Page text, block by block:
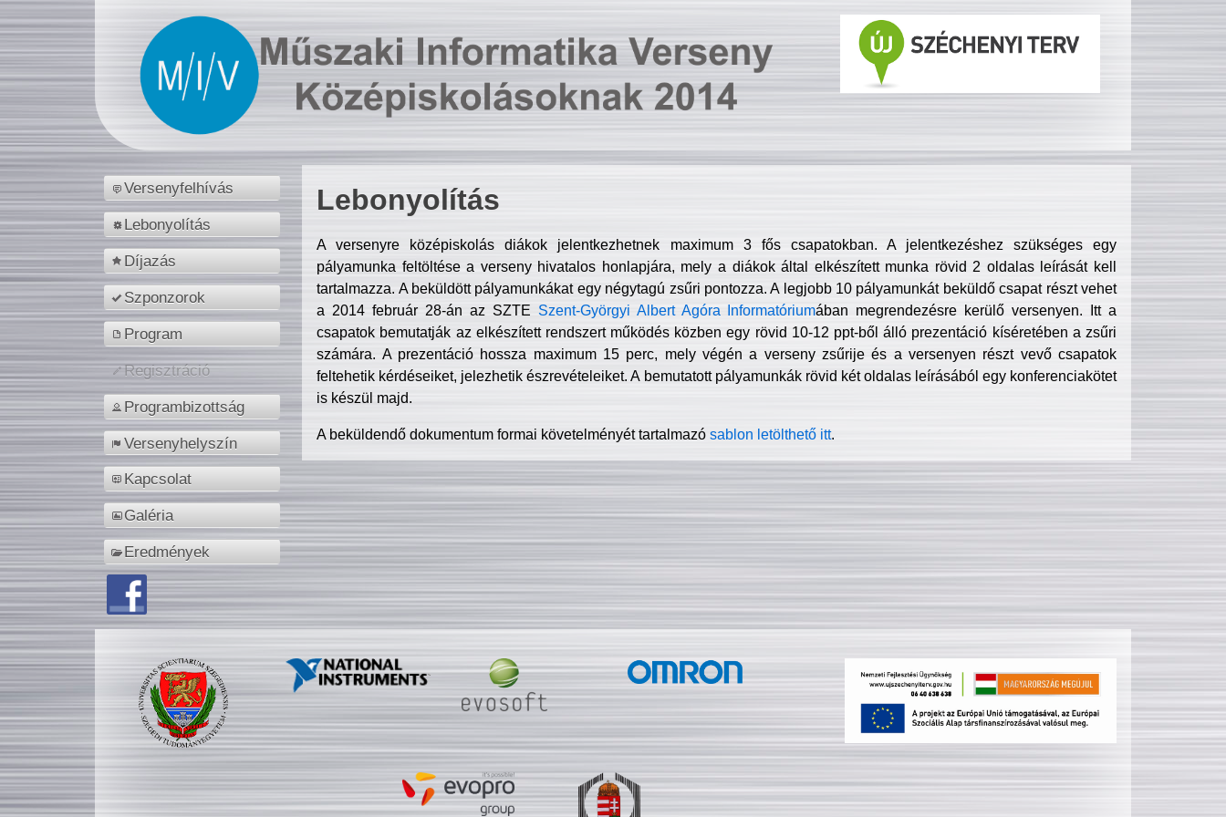
Versenyfelhívás
Lebonyolítás
Díjazás
Szponzorok
Program
Regisztráció
Programbizottság
Versenyhelyszín
Kapcsolat
Galéria
Eredmények
Lebonyolítás
A versenyre középiskolás diákok jelentkezhetnek maximum 3 fős csapatokban. A jelentkezéshez szükséges egy
pályamunka feltöltése a verseny hivatalos honlapjára, mely a diákok által elkészített munka rövid 2 oldalas leírását kell
tartalmazza. A beküldött pályamunkákat egy négytagú zsűri pontozza. A legjobb 10 pályamunkát beküldő csapat részt vehet
a 2014 február 28-án az SZTE Szent-Györgyi Albert Agóra Informatóriumában megrendezésre kerülő versenyen. Itt a
csapatok bemutatják az elkészített rendszert működés közben egy rövid 10-12 ppt-ből álló prezentáció kíséretében a zsűri
számára. A prezentáció hossza maximum 15 perc, mely végén a verseny zsűrije és a versenyen részt vevő csapatok
feltehetik kérdéseiket, jelezhetik észrevételeiket. A bemutatott pályamunkák rövid két oldalas leírásából egy konferenciakötet
is készül majd.
A beküldendő dokumentum formai követelményét tartalmazósablon letölthető itt.